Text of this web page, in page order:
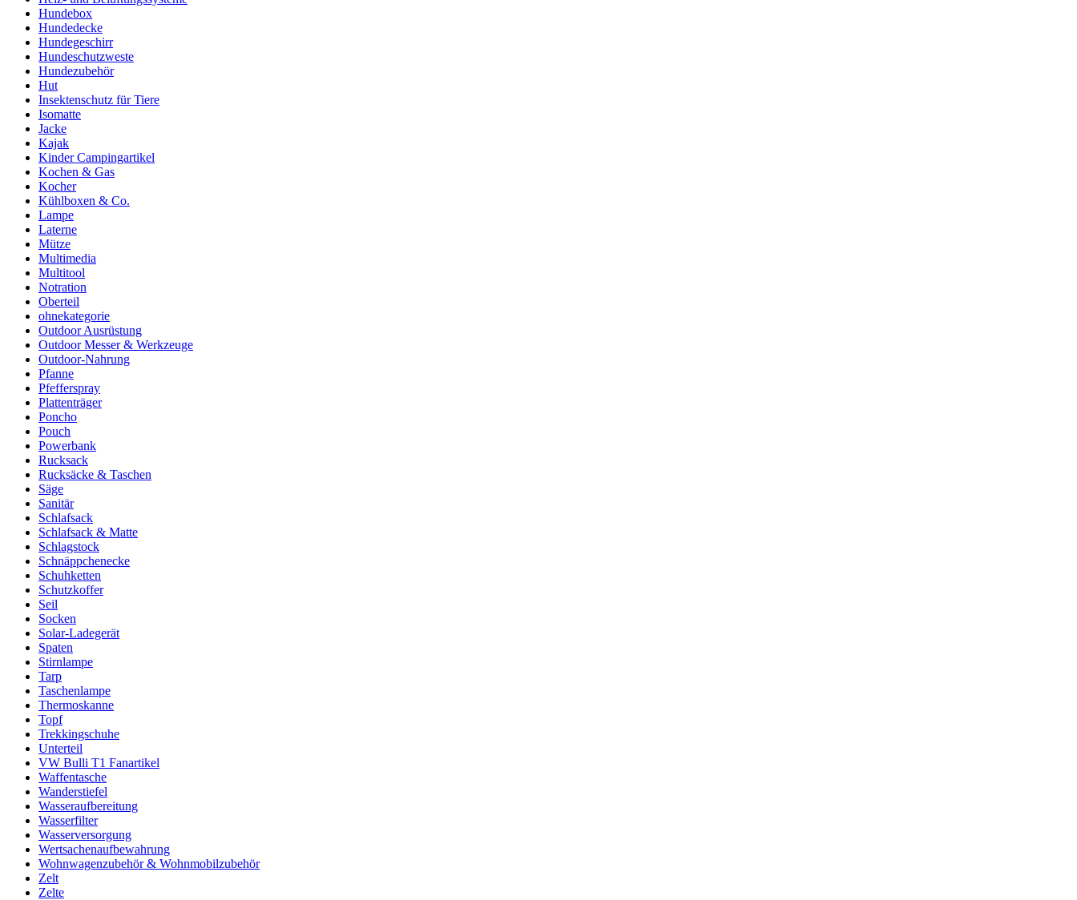
Hundebox
Hundedecke
Hundegeschirr
Hundeschutzweste
Hundezubehör
Hut
Insektenschutz für Tiere
Isomatte
Jacke
Kajak
Kinder Campingartikel
Kochen & Gas
Kocher
Kühlboxen & Co.
Lampe
Laterne
Mütze
Multimedia
Multitool
Notration
Oberteil
ohnekategorie
Outdoor Ausrüstung
Outdoor Messer & Werkzeuge
Outdoor-Nahrung
Pfanne
Pfefferspray
Plattenträger
Poncho
Pouch
Powerbank
Rucksack
Rucksäcke & Taschen
Säge
Sanitär
Schlafsack
Schlafsack & Matte
Schlagstock
Schnäppchenecke
Schuhketten
Schutzkoffer
Seil
Socken
Solar-Ladegerät
Spaten
Stirnlampe
Tarp
Taschenlampe
Thermoskanne
Topf
Trekkingschuhe
Unterteil
VW Bulli T1 Fanartikel
Waffentasche
Wanderstiefel
Wasseraufbereitung
Wasserfilter
Wasserversorgung
Wertsachenaufbewahrung
Wohnwagenzubehör & Wohnmobilzubehör
Zelt
Zelte